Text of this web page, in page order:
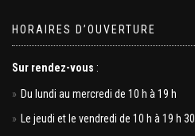
HORAIRES D’OUVERTURE
Sur rendez-vous :
Du lundi au mercredi de 10 h à 19 h
Le jeudi et le vendredi de 10 h à 19 h 30